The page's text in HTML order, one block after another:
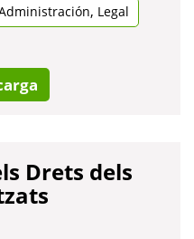
, Legal
Drets dels